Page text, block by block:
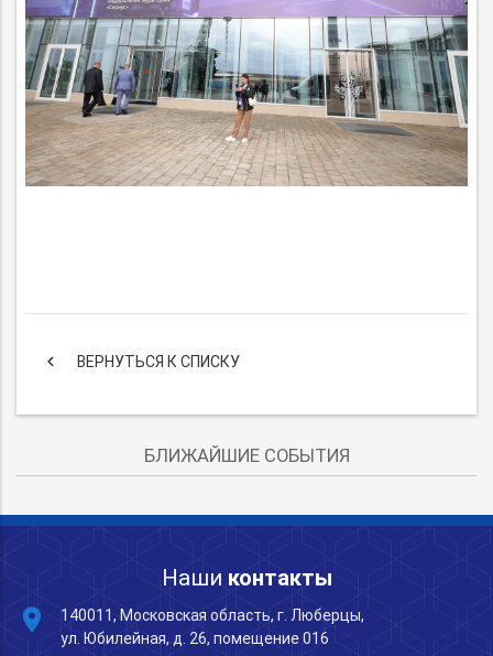
keyboard_arrow_left ВЕРНУТЬСЯ К СПИСКУ
БЛИЖАЙШИЕ СОБЫТИЯ
Наши контакты
place
140011, Московская область, г. Люберцы,
ул. Юбилейная, д. 26, помещение 016